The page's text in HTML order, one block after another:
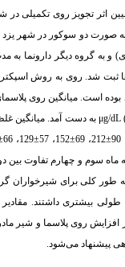
اثر تجویز روی تکمیلی
6/3 سانتی‌متر رشد طولی
افزایش روی پلاسما و شیر
پیشنهاد می‌شود.